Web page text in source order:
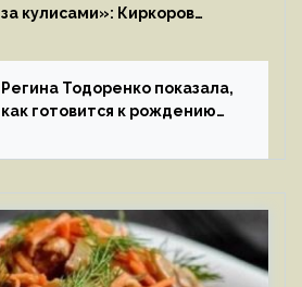
за кулисами»: Киркоров
к молодой особе
Регина Тодоренко показала,
как готовится к рождению